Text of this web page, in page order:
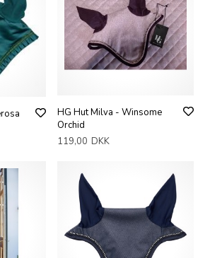
HG Hut Milva - Winsome
Orchid
119,00 DKK